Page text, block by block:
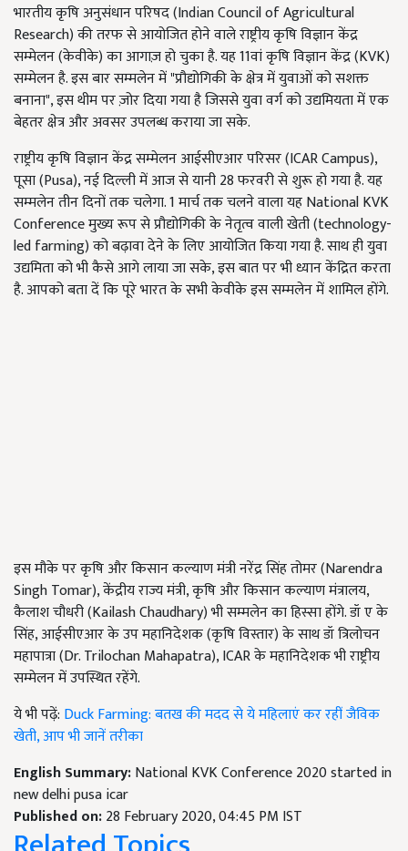
भारतीय कृषि अनुसंधान परिषद (Indian Council of Agricultural
Research) की तरफ से आयोजित होने वाले राष्ट्रीय कृषि विज्ञान केंद्र
सम्मेलन (केवीके) का आगाज़ हो चुका है. यह 11वां कृषि विज्ञान केंद्र (KVK)
सम्मेलन है. इस बार सम्मलेन में "प्रौद्योगिकी के क्षेत्र में युवाओं को सशक्त
बनाना", इस थीम पर ज़ोर दिया गया है जिससे युवा वर्ग को उद्यमियता में एक
बेहतर क्षेत्र और अवसर उपलब्ध कराया जा सके.
राष्ट्रीय कृषि विज्ञान केंद्र सम्मेलन आईसीएआर परिसर (ICAR Campus),
पूसा (Pusa), नई दिल्ली में आज से यानी 28 फरवरी से शुरू हो गया है. यह
सम्मलेन तीन दिनों तक चलेगा. 1 मार्च तक चलने वाला यह National KVK
Conference मुख्य रूप से प्रौद्योगिकी के नेतृत्व वाली खेती (technology-
led farming) को बढ़ावा देने के लिए आयोजित किया गया है. साथ ही युवा
उद्यमिता को भी कैसे आगे लाया जा सके, इस बात पर भी ध्यान केंद्रित करता
है. आपको बता दें कि पूरे भारत के सभी केवीके इस सम्मलेन में शामिल होंगे.
इस मौके पर कृषि और किसान कल्याण मंत्री नरेंद्र सिंह तोमर (Narendra
Singh Tomar), केंद्रीय राज्य मंत्री, कृषि और किसान कल्याण मंत्रालय,
कैलाश चौधरी (Kailash Chaudhary) भी सम्मलेन का हिस्सा होंगे. डॉ ए के
सिंह, आईसीएआर के उप महानिदेशक (कृषि विस्तार) के साथ डॉ त्रिलोचन
महापात्रा (Dr. Trilochan Mahapatra), ICAR के महानिदेशक भी राष्ट्रीय
सम्मेलन में उपस्थित रहेंगे.
ये भी पढ़ें: Duck Farming: बतख की मदद से ये महिलाएं कर रहीं जैविक
खेती, आप भी जानें तरीका
English Summary:National KVK Conference 2020 started in
new delhi pusa icar
Published on:28 February 2020, 04:45 PM IST